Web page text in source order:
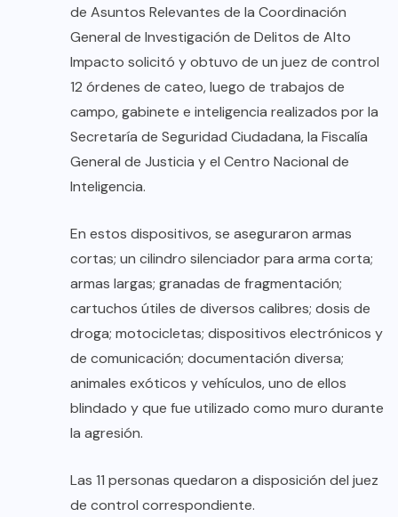
de Asuntos Relevantes de la Coordinación
General de Investigación de Delitos de Alto
Impacto solicitó y obtuvo de un juez de control
12 órdenes de cateo, luego de trabajos de
campo, gabinete e inteligencia realizados por la
Secretaría de Seguridad Ciudadana, la Fiscalía
General de Justicia y el Centro Nacional de
Inteligencia.
En estos dispositivos, se aseguraron armas
cortas; un cilindro silenciador para arma corta;
armas largas; granadas de fragmentación;
cartuchos útiles de diversos calibres; dosis de
droga; motocicletas; dispositivos electrónicos y
de comunicación; documentación diversa;
animales exóticos y vehículos, uno de ellos
blindado y que fue utilizado como muro durante
la agresión.
Las 11 personas quedaron a disposición del juez
de control correspondiente.